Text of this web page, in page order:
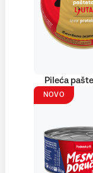
Pileća
NOVO